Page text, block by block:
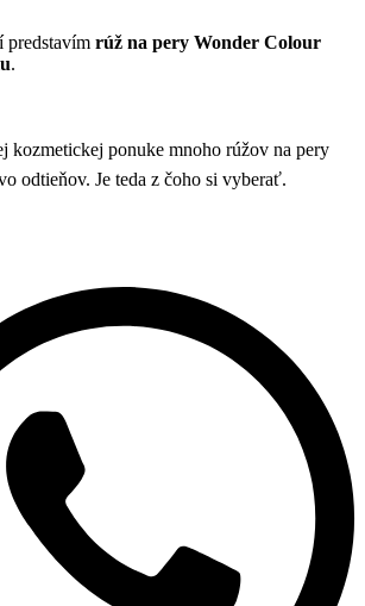
predstavím rúž na pery Wonder Colour
.
kozmetickej ponuke mnoho rúžov na pery
odtieňov. Je teda z čoho si vyberať.